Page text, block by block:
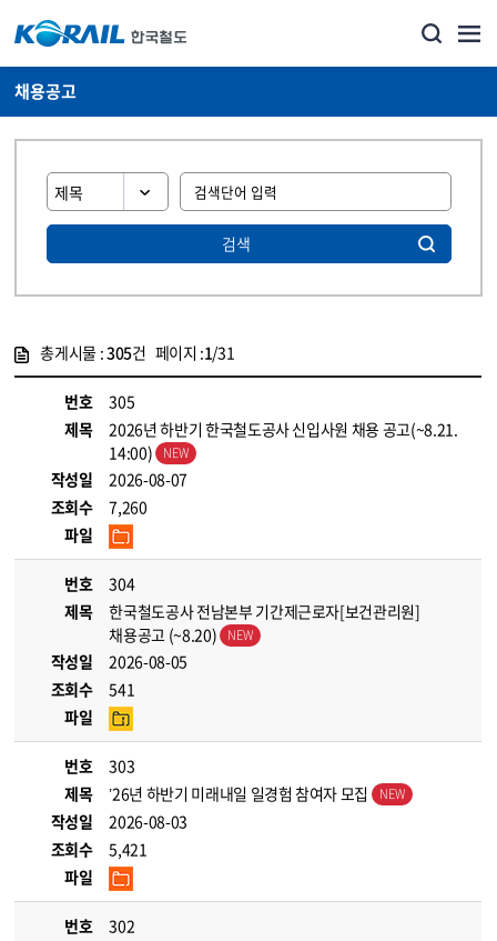
채용공고
검색
총게시물 :305건 페이지 :1/31
번호
305
제목
2026년 하반기 한국철도공사 신입사원 채용 공고(~8.21.
14:00)
작성일
2026-08-07
조회수
7,260
파일
번호
304
제목
한국철도공사 전남본부 기간제근로자[보건관리원]
채용공고 (~8.20)
작성일
2026-08-05
조회수
541
파일
번호
303
제목
’26년 하반기 미래내일 일경험 참여자 모집
작성일
2026-08-03
조회수
5,421
파일
번호
302